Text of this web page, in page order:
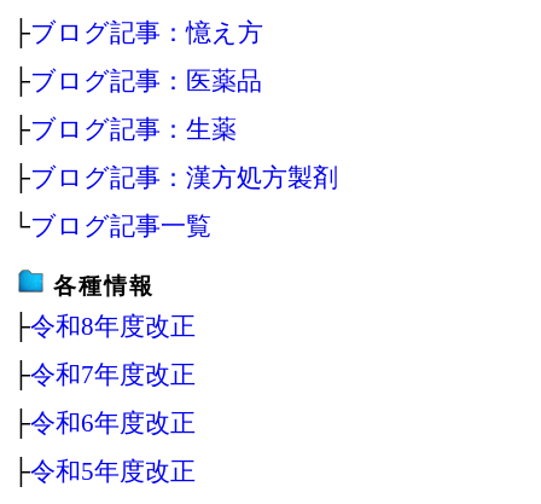
├ブログ記事：憶え方
├ブログ記事：医薬品
├ブログ記事：生薬
├ブログ記事：漢方処方製剤
└ブログ記事一覧
各種情報
├令和8年度改正
├令和7年度改正
├令和6年度改正
├令和5年度改正